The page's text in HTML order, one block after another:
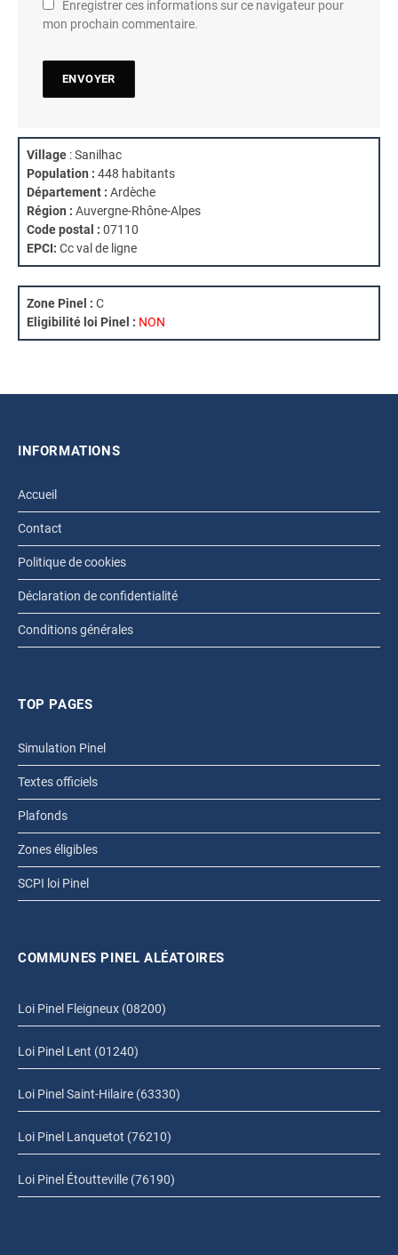
Enregistrer ces informations sur ce navigateur pour
mon prochain commentaire.
Village : Sanilhac
Population : 448 habitants
Département : Ardèche
Région : Auvergne-Rhône-Alpes
Code postal : 07110
EPCI: Cc val de ligne
Zone Pinel : C
Eligibilité loi Pinel : NON
INFORMATIONS
Accueil
Contact
Politique de cookies
Déclaration de confidentialité
Conditions générales
TOP PAGES
Simulation Pinel
Textes officiels
Plafonds
Zones éligibles
SCPI loi Pinel
COMMUNES PINEL ALÉATOIRES
Loi Pinel Fleigneux (08200)
Loi Pinel Lent (01240)
Loi Pinel Saint-Hilaire (63330)
Loi Pinel Lanquetot (76210)
Loi Pinel Étoutteville (76190)